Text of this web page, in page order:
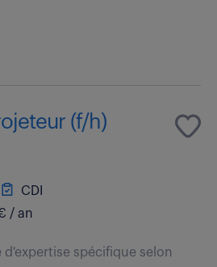
(f/h)
CDI
/ an
d'expertise spécifique selon